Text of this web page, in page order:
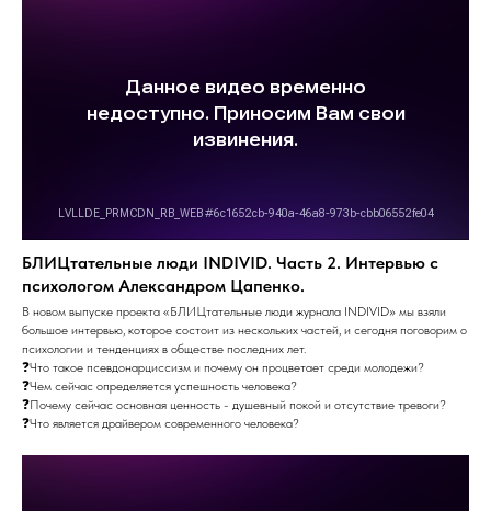
БЛИЦтательные люди INDIVID. Часть 2. Интервью с
психологом Александром Цапенко.
В новом выпуске проекта «БЛИЦтательные люди журнала INDIVID» мы взяли
большое интервью, которое состоит из нескольких частей, и сегодня поговорим о
психологии и тенденциях в обществе последних лет.
❓Что такое псевдонарциссизм и почему он процветает среди молодежи?
❓Чем сейчас определяется успешность человека?
❓Почему сейчас основная ценность - душевный покой и отсутствие тревоги?
❓Что является драйвером современного человека?